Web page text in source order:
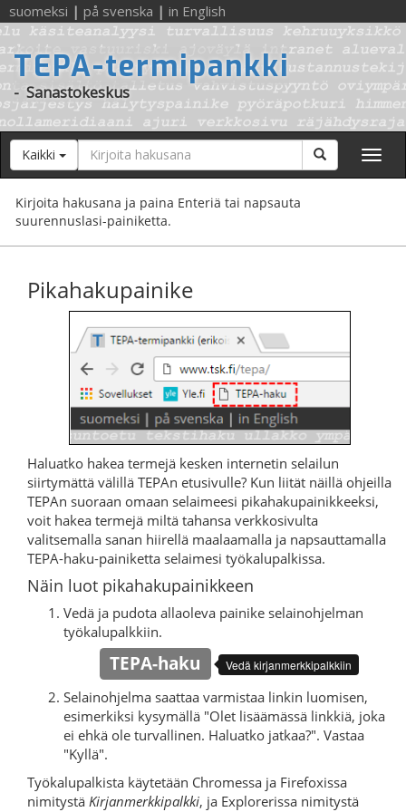
suomeksi | på svenska | in English
TEPA-termipankki
- Sanastokeskus
Kaikki Hakusana Hae